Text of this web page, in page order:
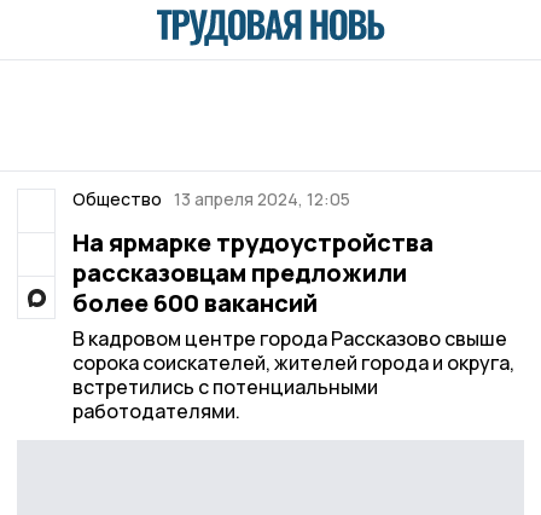
Общество 13 апреля 2024, 12:05
На ярмарке трудоустройства
рассказовцам предложили
более 600 вакансий
В кадровом центре города Рассказово свыше
сорока соискателей, жителей города и округа,
встретились с потенциальными
работодателями.